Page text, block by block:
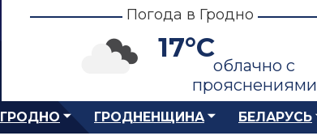
Погода в Гродно
17°C
облачно с
прояснениями
ГРОДНО ГРОДНЕНЩИНА БЕЛАРУСЬ